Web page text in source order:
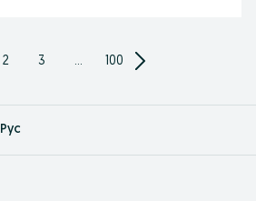
2 3 ... 100
Рус